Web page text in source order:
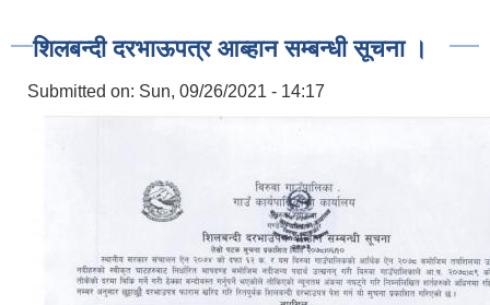
शिलबन्दी दरभाऊपत्र आब्हान सम्बन्धी सूचना ।
Submitted on: Sun, 09/26/2021 - 14:17